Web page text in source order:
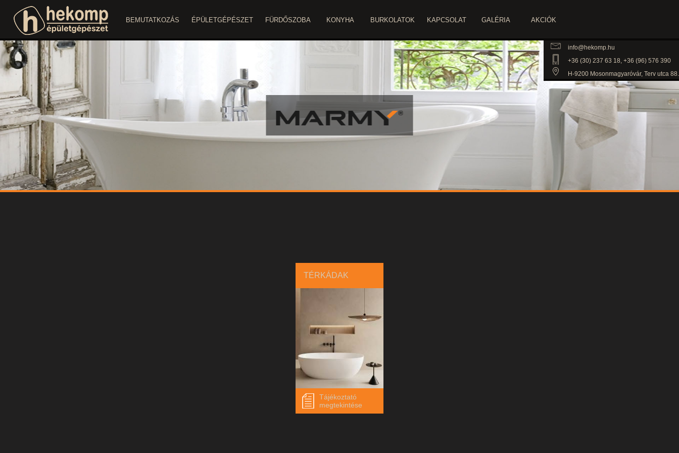
BEMUTATKOZÁS ÉPÜLETGÉPÉSZET FÜRDŐSZOBA KONYHA BURKOLATOK KAPCSOLAT GALÉRIA AKCIÓK
info@hekomp.hu
+36 (30) 237 63 18, +36 (96) 576 390
H-9200 Mosonmagyaróvár, Terv utca 88.
TÉRKÁDAK
Tájékoztató
megtekintése